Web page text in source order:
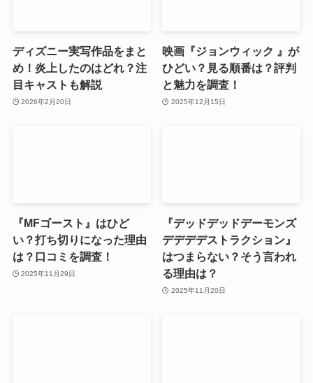
ディズニー実写作品をまと
め！炎上したのはどれ？注
目キャストも解説
2026年2月20日
映画『ジョンウィック 』が
ひどい？見る順番は？評判
と魅力を調査！
2025年12月15日
『MFゴースト』はひど
い？打ち切りになった理由
は？口コミを調査！
2025年11月29日
『デッドデッドデーモンズ
デデデデストラクション』
はつまらない？そう言われ
る理由は？
2025年11月20日